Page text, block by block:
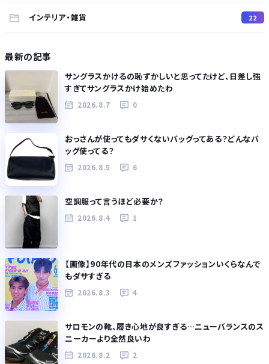
インテリア・雑貨 22
最新の記事
サングラスかけるの恥ずかしいと思ってたけど、日差し強
すぎてサングラスかけ始めたわ
2026.8.7 0
おっさんが使ってもダサくないバッグってある？どんなバ
ッグ使ってる？
2026.8.5 6
空調服って言うほど必要か？
2026.8.4 1
【画像】90年代の日本のメンズファッションいくらなんで
もダサすぎる
2026.8.3 4
サロモンの靴、履き心地が良すぎる…ニューバランスのス
ニーカーより全然良いわ
2026.8.2 2